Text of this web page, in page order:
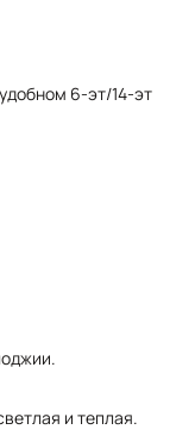
6-эт/14-эт
и тeплая.